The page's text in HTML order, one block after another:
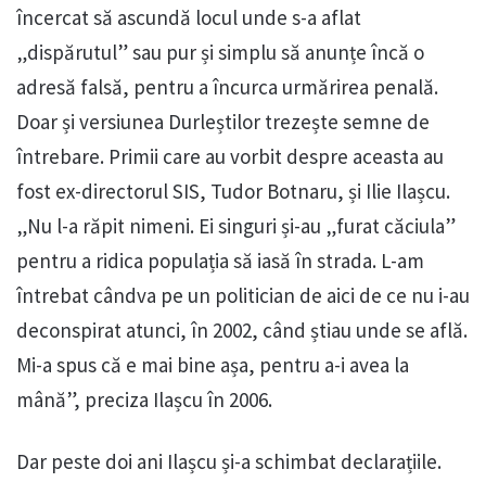
încercat să ascundă locul unde s-a aflat
„dispărutul” sau pur și simplu să anunțe încă o
adresă falsă, pentru a încurca urmărirea penală.
Doar și versiunea Durleștilor trezește semne de
întrebare. Primii care au vorbit despre aceasta au
fost ex-directorul SIS, Tudor Botnaru, și Ilie Ilașcu.
„Nu l-a răpit nimeni. Ei singuri și-au „furat căciula”
pentru a ridica populația să iasă în strada. L-am
întrebat cândva pe un politician de aici de ce nu i-au
deconspirat atunci, în 2002, când știau unde se află.
Mi-a spus că e mai bine așa, pentru a-i avea la
mână”, preciza Ilașcu în 2006.
Dar peste doi ani Ilașcu și-a schimbat declarațiile.